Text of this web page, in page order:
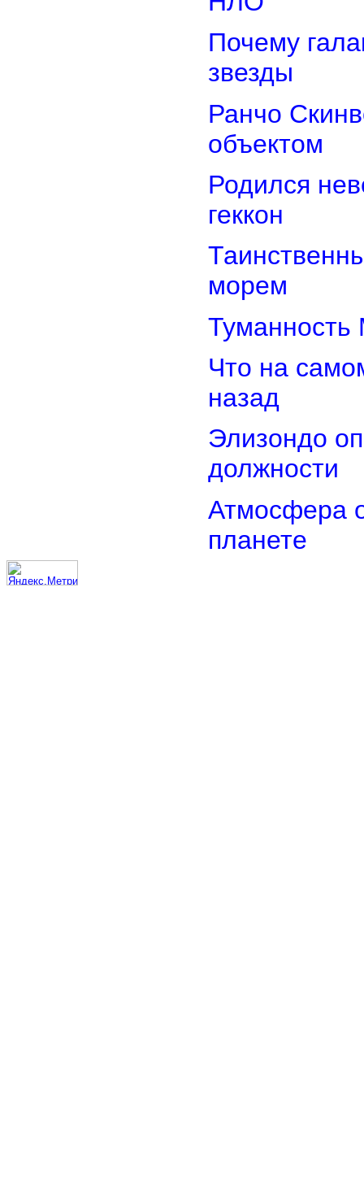
Почему
звезды
Ранчо
объектом
Родился
геккон
морем
Туманность
Что на
назад
Элизондо
должности
Атмосфера
планете